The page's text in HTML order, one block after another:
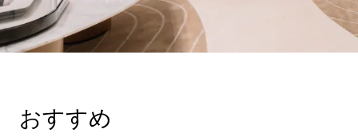
おすすめ